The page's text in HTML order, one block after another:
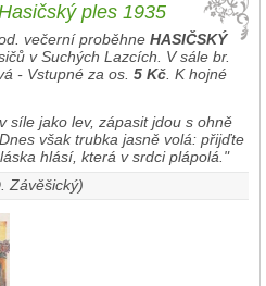
ples 1935
večerní proběhne HASIČSKÝ
v Suchých Lazcích. V sále br.
- Vstupné za os. 5 Kč . K hojné
síle jako lev, zápasit jdou s ohně
však trubka jasně volá: přijďte
hlásí, která v srdci plápolá."
Závěšický)